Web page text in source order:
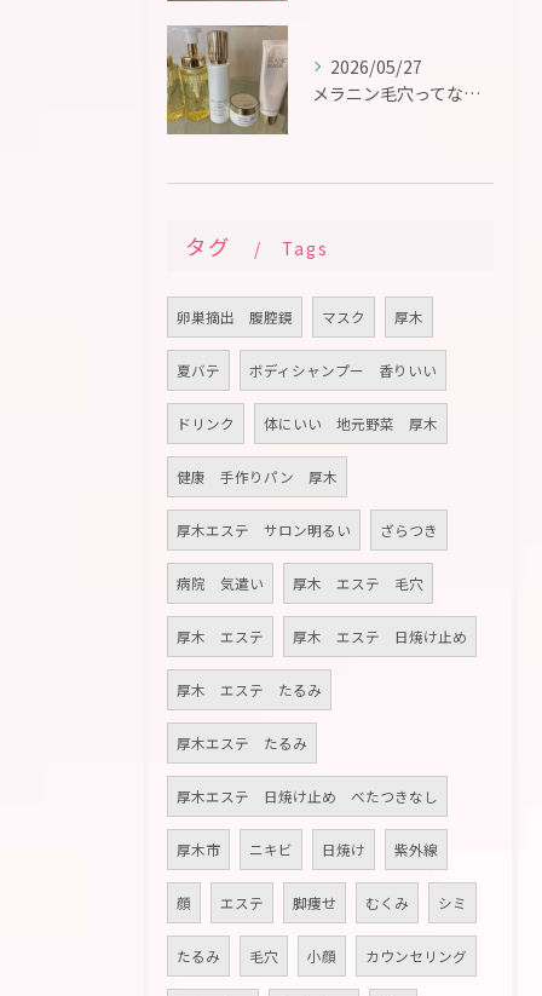
2026/05/27
メラニン毛穴ってなに？
タグ Tags
卵巣摘出 腹腔鏡 マスク 厚木
夏バテ ボディシャンプー 香りいい
ドリンク 体にいい 地元野菜 厚木
健康 手作りパン 厚木
厚木エステ サロン明るい ざらつき
病院 気遣い 厚木 エステ 毛穴
厚木 エステ 厚木 エステ 日焼け止め
厚木 エステ たるみ
厚木エステ たるみ
厚木エステ 日焼け止め べたつきなし
厚木市 ニキビ 日焼け 紫外線
顔 エステ 脚痩せ むくみ シミ
たるみ 毛穴 小顔 カウンセリング